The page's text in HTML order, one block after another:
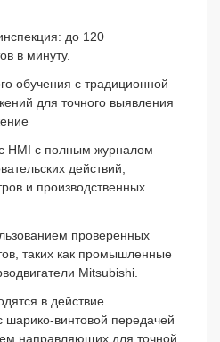
до 120
в минуту.
обучения с традиционной
для точного выявления
HMI с полным журналом
действий,
и производственных
проверенных
таких как промышленные
Mitsubishi.
в действие
шарико-винтовой передачей
направляющих для точной